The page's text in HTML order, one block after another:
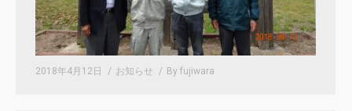
2018年4月12日 お知らせ By fujiwara